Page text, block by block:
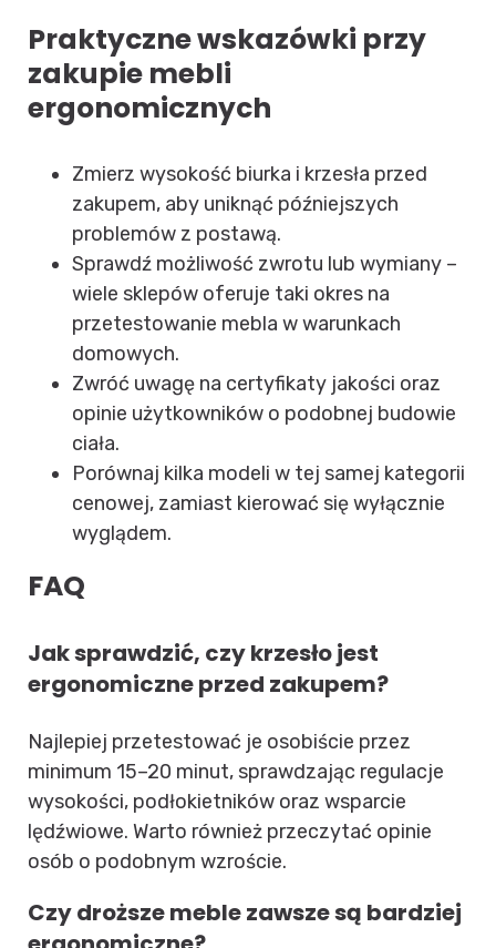
Praktyczne wskazówki przy
zakupie mebli
ergonomicznych
Zmierz wysokość biurka i krzesła przed
zakupem, aby uniknąć późniejszych
problemów z postawą.
Sprawdź możliwość zwrotu lub wymiany –
wiele sklepów oferuje taki okres na
przetestowanie mebla w warunkach
domowych.
Zwróć uwagę na certyfikaty jakości oraz
opinie użytkowników o podobnej budowie
ciała.
Porównaj kilka modeli w tej samej kategorii
cenowej, zamiast kierować się wyłącznie
wyglądem.
FAQ
Jak sprawdzić, czy krzesło jest
ergonomiczne przed zakupem?
Najlepiej przetestować je osobiście przez
minimum 15–20 minut, sprawdzając regulacje
wysokości, podłokietników oraz wsparcie
lędźwiowe. Warto również przeczytać opinie
osób o podobnym wzroście.
Czy droższe meble zawsze są bardziej